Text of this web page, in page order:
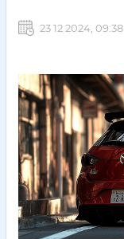
23 12 2024, 09:38